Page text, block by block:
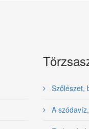
Szőlészet,
A